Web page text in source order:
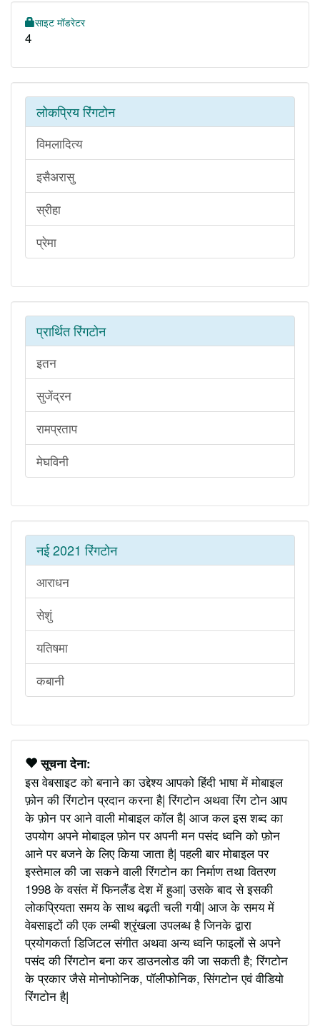
साइट मॉडरेटर
4
लोकप्रिय रिंगटोन
विमलादित्य
इसैअरासु
स्रीहा
प्रेमा
प्रार्थित रिंगटोन
इतन
सुजेंद्रन
रामप्रताप
मेघविनी
नई 2021 रिंगटोन
आराधन
सेशुं
यतिषमा
कबानी
सूचना देना:
इस वेबसाइट को बनाने का उद्देश्य आपको हिंदी भाषा में मोबाइल
फ़ोन की रिंगटोन प्रदान करना है| रिंगटोन अथवा रिंग टोन आप
के फ़ोन पर आने वाली मोबाइल कॉल है| आज कल इस शब्द का
उपयोग अपने मोबाइल फ़ोन पर अपनी मन पसंद ध्वनि को फ़ोन
आने पर बजने के लिए किया जाता है| पहली बार मोबाइल पर
इस्तेमाल की जा सकने वाली रिंगटोन का निर्माण तथा वितरण
1998 के वसंत में फिनलैंड देश में हुआ| उसके बाद से इसकी
लोकप्रियता समय के साथ बढ़ती चली गयी| आज के समय में
वेबसाइटों की एक लम्बी श्रृंखला उपलब्ध है जिनके द्वारा
प्रयोगकर्ता डिजिटल संगीत अथवा अन्य ध्वनि फाइलों से अपने
पसंद की रिंगटोन बना कर डाउनलोड की जा सकती है; रिंगटोन
के प्रकार जैसे मोनोफोनिक, पॉलीफोनिक, सिंगटोन एवं वीडियो
रिंगटोन है|